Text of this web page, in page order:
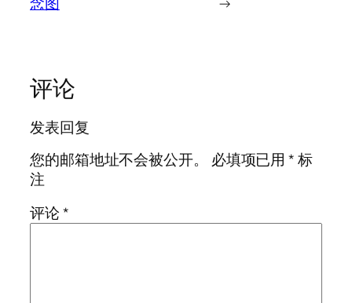
评论
发表回复
您的邮箱地址不会被公开。
必填项已用*标
注
评论*